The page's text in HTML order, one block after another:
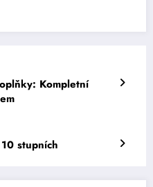
Kompletní
stupních